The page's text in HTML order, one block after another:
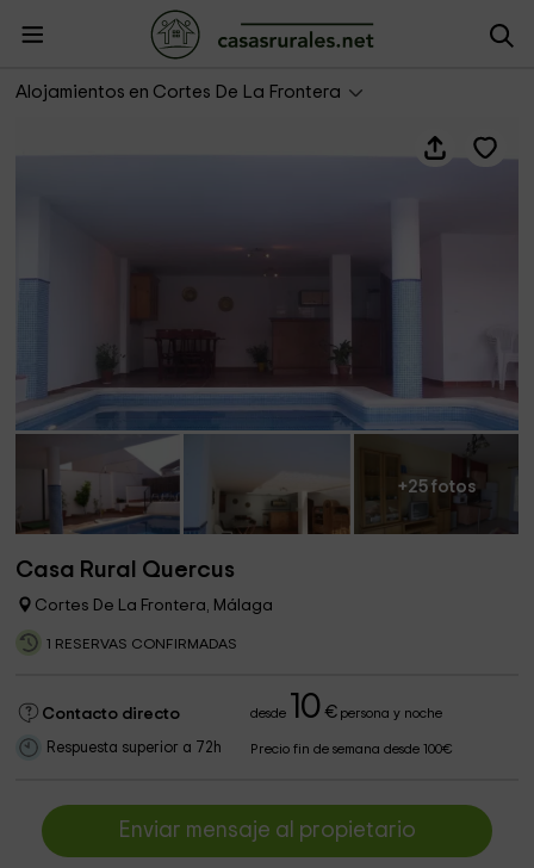
Alojamientos en Cortes De La Frontera
Casa Rural Quercus
+25 fotos
Casa Rural Quercus
Cortes De La Frontera, Málaga
1 RESERVAS CONFIRMADAS
Contacto directo desde 10 €persona y noche
Respuesta superior a 72h Precio fin de semana desde 100€
Enviar mensaje al propietario